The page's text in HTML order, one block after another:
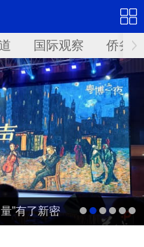
国际观察 侨务
”有了新密